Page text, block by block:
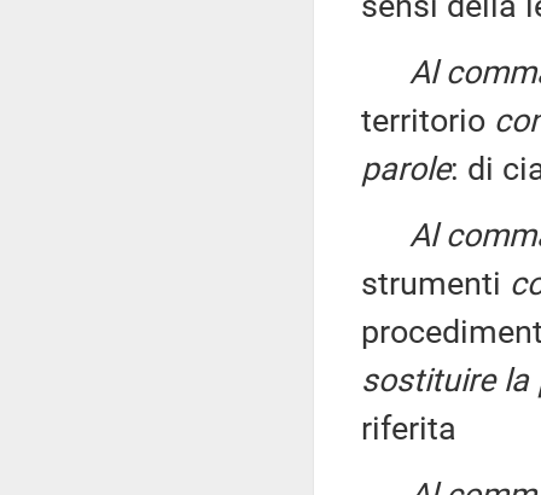
Al
territorio
parole: di
Al
strumenti
sostituire la
riferita